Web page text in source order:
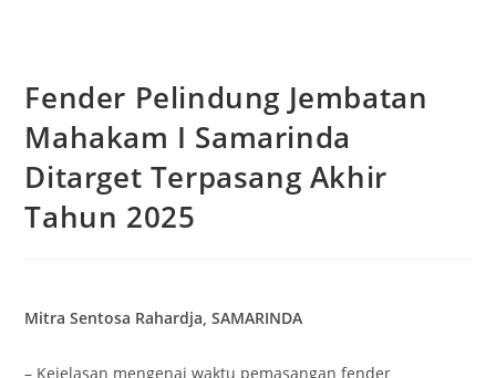
Fender Pelindung Jembatan
Mahakam I Samarinda
Ditarget Terpasang Akhir
Tahun 2025
Mitra Sentosa Rahardja, SAMARINDA
– Kejelasan mengenai waktu pemasangan fender